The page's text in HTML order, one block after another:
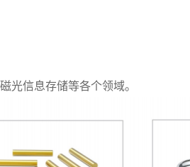
光信息存储等各个领域。